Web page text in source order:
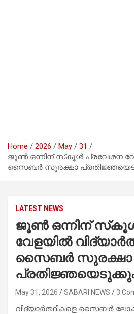
Home 2026 May
31
ജൂൺ ഒന്നിന് സ്‌കൂൾ പ്രവേശന
സൈബർ സുരക്ഷാ
LATEST NEWS
ജൂൺ ഒന്നിന്
വേളയിൽ
സൈബർ സുരക്ഷാ
May 31, 2026 SABARI NEWS 3
വിദ്യാർത്ഥികളെ സൈബർ